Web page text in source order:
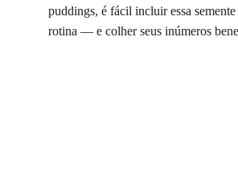
puddings, é fácil incluir essa semente
rotina — e colher seus inúmeros